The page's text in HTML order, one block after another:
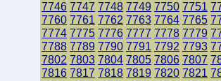
7746 7747 7748 7749 7750 7751
7760 7761 7762 7763 7764 7765
7774 7775 7776 7777 7778 7779
7788 7789 7790 7791 7792 7793
7802 7803 7804 7805 7806 7807
7816 7817 7818 7819 7820 7821